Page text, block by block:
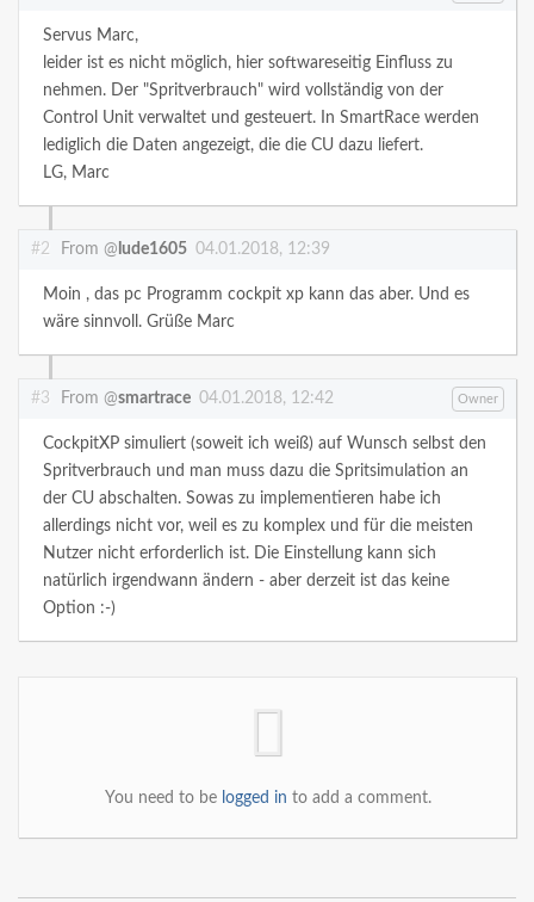
Servus Marc,
leider ist es nicht möglich, hier softwareseitig Einfluss zu
nehmen. Der "Spritverbrauch" wird vollständig von der
Control Unit verwaltet und gesteuert. In SmartRace werden
lediglich die Daten angezeigt, die die CU dazu liefert.
LG, Marc
#2 From @ lude1605 04.01.2018, 12:39
Moin , das pc Programm cockpit xp kann das aber. Und es
wäre sinnvoll. Grüße Marc
#3 From @smartrace 04.01.2018, 12:42 Owner
CockpitXP simuliert (soweit ich weiß) auf Wunsch selbst den
Spritverbrauch und man muss dazu die Spritsimulation an
der CU abschalten. Sowas zu implementieren habe ich
allerdings nicht vor, weil es zu komplex und für die meisten
Nutzer nicht erforderlich ist. Die Einstellung kann sich
natürlich irgendwann ändern - aber derzeit ist das keine
Option :-)
You need to be logged in to add a comment.